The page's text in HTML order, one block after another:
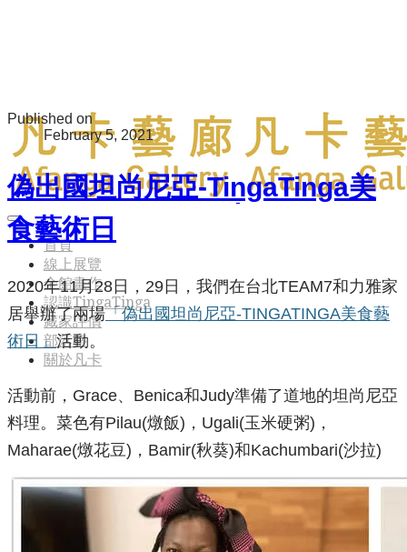
首頁
線上展覽
全館畫作
認識TingaTinga
藏家評價
部落格
關於凡卡
Published on
February 5, 2021
偽出國坦尚尼亞-TingaTinga美
食藝術日
2020年11月28日，29日，我們在台北TEAM7和力雅家
居舉辦了兩場「偽出國坦尚尼亞-TINGATINGA美食藝
術日」活動。
活動前，Grace、Benica和Judy準備了道地的坦尚尼亞
料理。菜色有Pilau(燉飯)，Ugali(玉米硬粥)，
Maharae(燉花豆)，Bamir(秋葵)和Kachumbari(沙拉)